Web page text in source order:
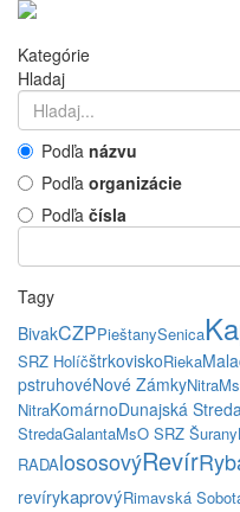
Kategórie
Hladaj
Podľa názvu
Podľa organizácie
Podľa čísla
Tagy
BivakCZPPieštanySenica
SRZ HolíčštrkoviskoRieka
pstruhovéNové ZámkyNitra
NitraKomárnoDunajská
StredaGalantaMsO SRZ Šurany
RADAlososovýRevír
revírykaprovýRimavská